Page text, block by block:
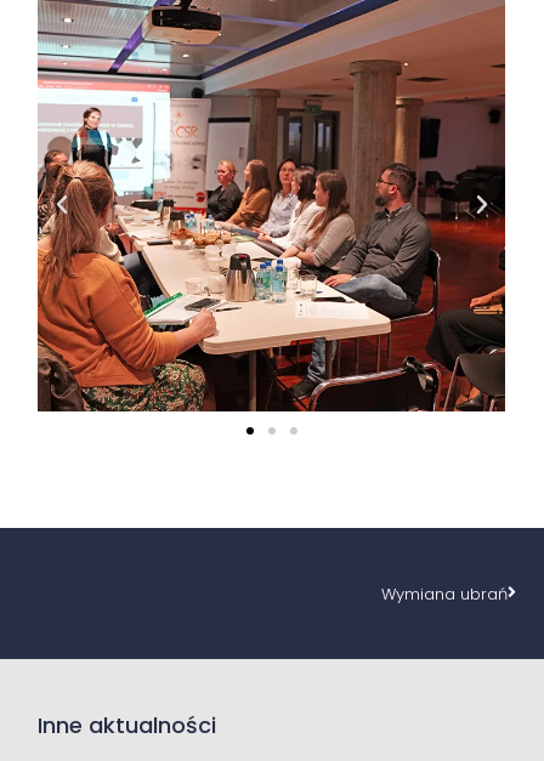
Wymiana ubrań
Inne aktualności